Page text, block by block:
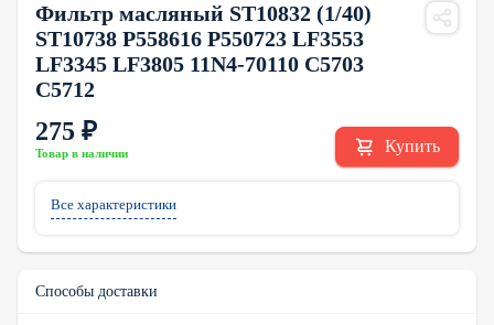
Фильтр масляный ST10832 (1/40)
ST10738 P558616 P550723 LF3553
LF3345 LF3805 11N4-70110 C5703
C5712
Все характеристики
275 ₽
Товар в наличии Купить
Способы доставки